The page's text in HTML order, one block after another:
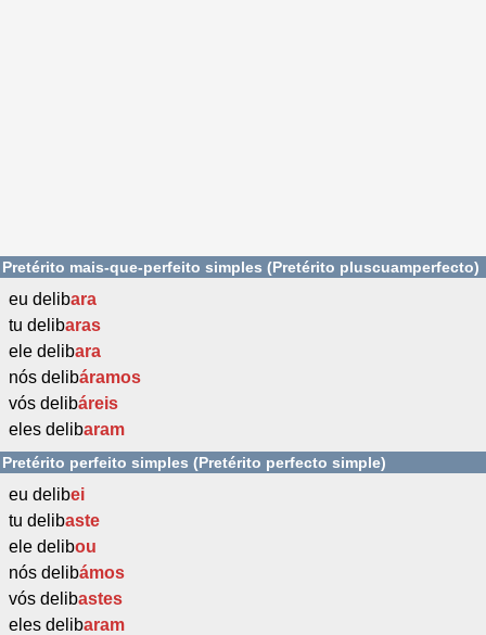
Pretérito mais-que-perfeito simples (Pretérito pluscuamperfecto)
eu delibara
tu delibaras
ele delibara
nós delibáramos
vós delibáreis
eles delibaram
Pretérito perfeito simples (Pretérito perfecto simple)
eu delibei
tu delibaste
ele delibou
nós delibámos
vós delibastes
eles delibaram